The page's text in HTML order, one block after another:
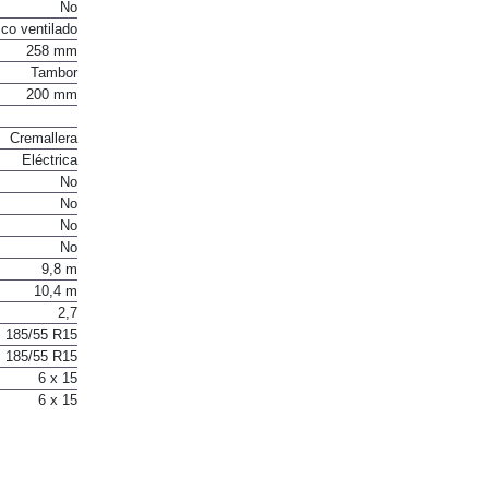
No
ventilado
258 mm
Tambor
200 mm
Cremallera
Eléctrica
No
No
No
No
9,8 m
10,4 m
2,7
185/55 R15
185/55 R15
6 x 15
6 x 15